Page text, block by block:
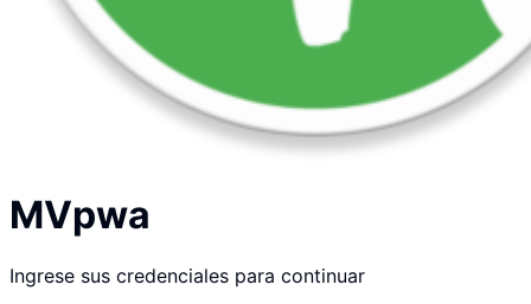
MVpwa
Ingrese sus credenciales para continuar